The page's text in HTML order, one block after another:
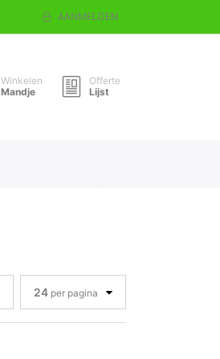
AANMELDEN
Winkelen
Mandje
Offerte
Lijst
24 per pagina